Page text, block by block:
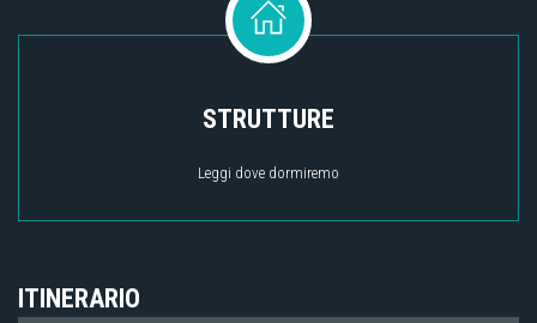
STRUTTURE
Leggi dove dormiremo
ITINERARIO